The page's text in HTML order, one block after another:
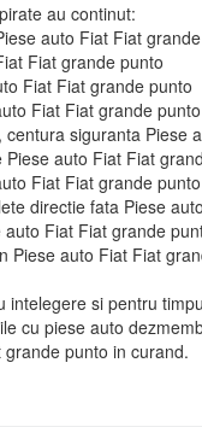
au continut:
auto Fiat Fiat
Fiat grande punto
Fiat Fiat grande punto
Fiat Fiat grande punto
siguranta Piese
auto Fiat Fiat
Fiat Fiat grande punto
directie fata Piese
Fiat Fiat grande
Piese auto Fiat Fiat
intelegere si pentru
cu piese auto
punto in curand.